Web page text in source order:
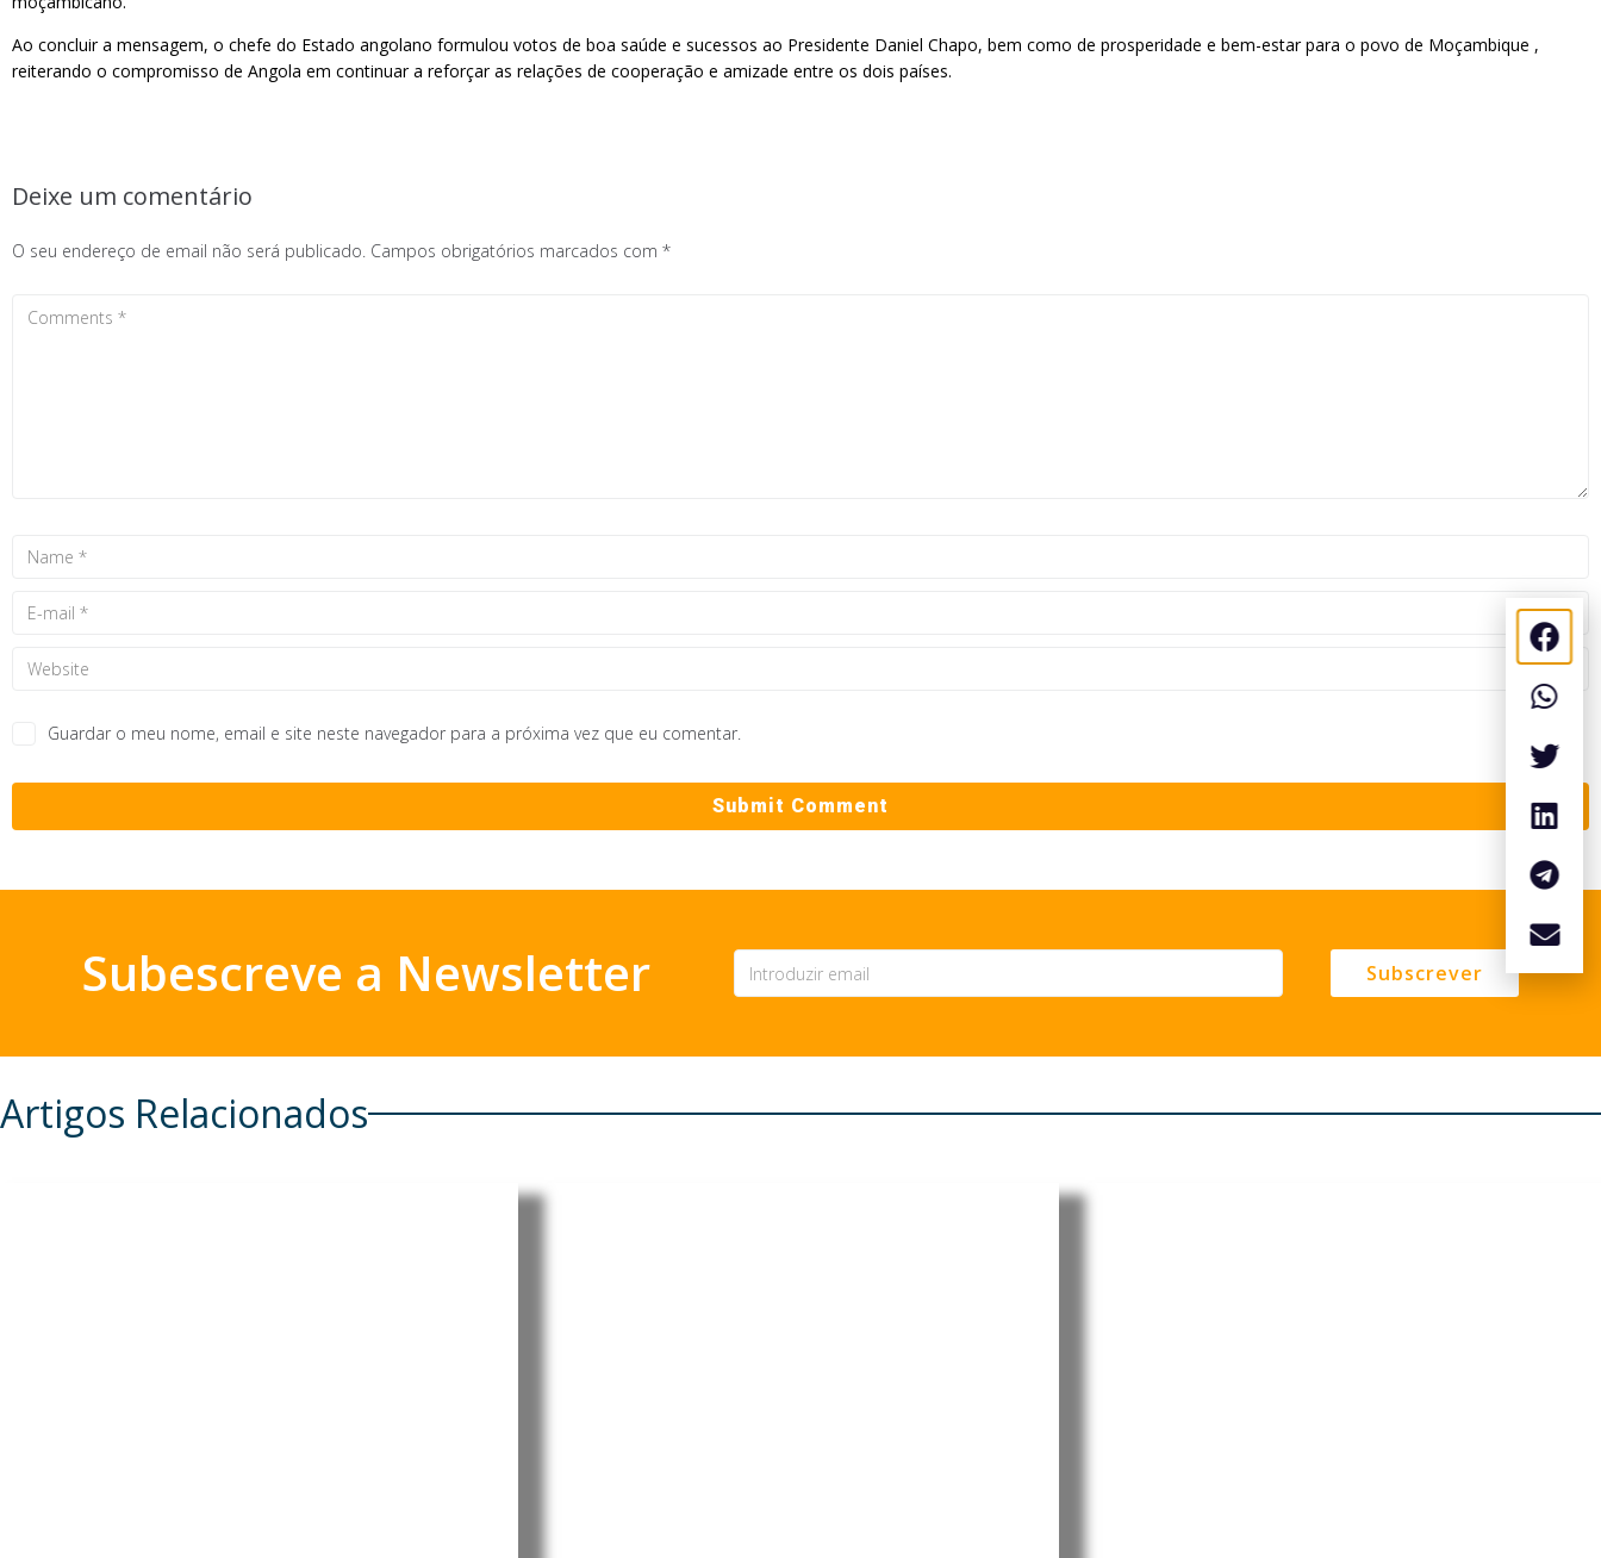
Ao concluir a mensagem, o chefe do Estado angolano formulou votos de boa saúde e sucessos ao Presidente Daniel Chapo, bem como de prosperidade e bem-estar para o povo de Moçambique ,
reiterando o compromisso de Angola em continuar a reforçar as relações de cooperação e amizade entre os dois países.
Deixe um comentário
O seu endereço de email não será publicado. Campos obrigatórios marcados com *
Guardar o meu nome, email e site neste navegador para a próxima vez que eu comentar.
Subescreve a Newsletter Subscrever
Artigos Relacionados